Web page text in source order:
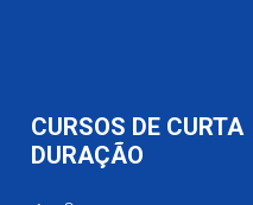
CURSOS DE CURTA
DURAÇÃO